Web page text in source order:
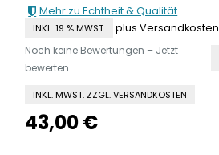
Mehr zu Echtheit & Qualität
INKL. 19 % MWST. plus Versandkosten
Noch keine Bewertungen – Jetzt
bewerten
INKL. MWST. ZZGL. VERSANDKOSTEN
43,00€